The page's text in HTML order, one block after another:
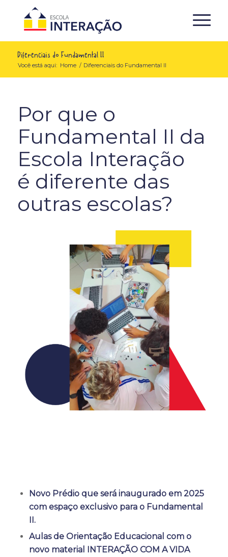
Diferenciais do Fundamental II
Você está aqui: Home / Diferenciais do Fundamental II
Por que o
Fundamental II da
Escola Interação
é diferente das
outras escolas?
Novo Prédio que será inaugurado em 2025
com espaço exclusivo para o Fundamental
II.
Aulas de Orientação Educacional com o
novo material INTERAÇÃO COM A VIDA